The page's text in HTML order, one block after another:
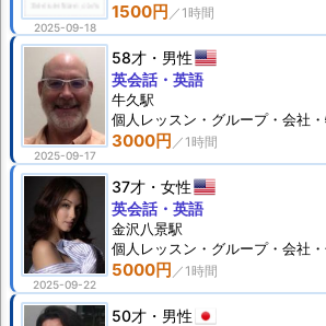
2025-09-18
1500円
2025-09-17
58才 男性
3000円
英会話・英語
牛久駅
個人 レッスン ・グループ・会社
2025-09-22
37才 女性
5000円
英会話・英語
金沢八景駅
個人 レッスン ・グループ・会社
50才 男性